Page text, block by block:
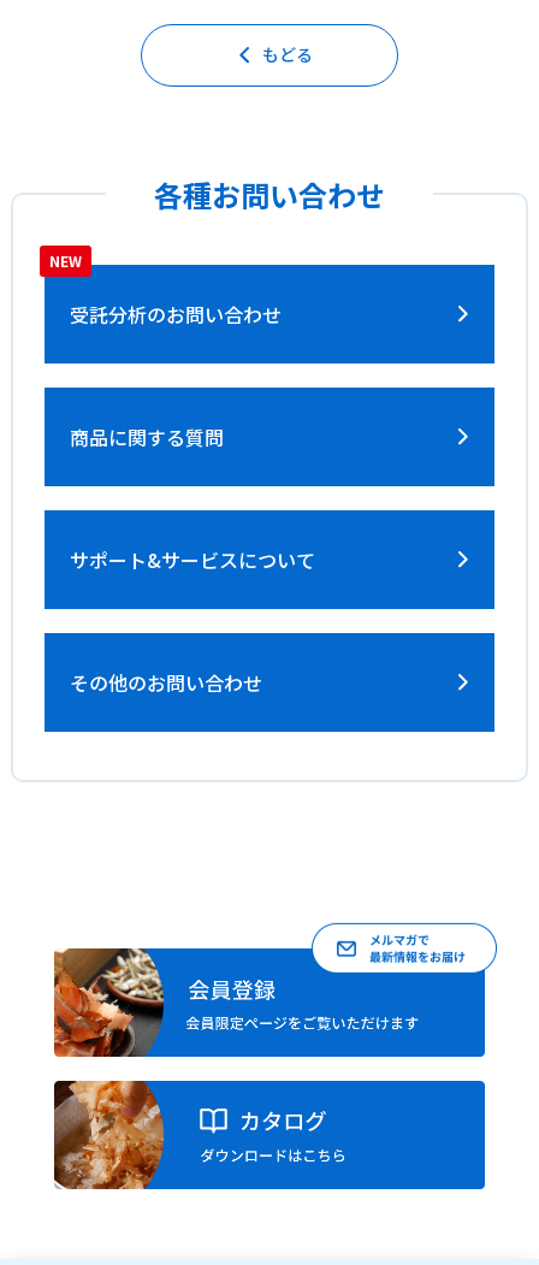
もどる
各種お問い合わせ
受託分析のお問い合わせ
商品に関する質問
サポート&サービスについて
その他のお問い合わせ